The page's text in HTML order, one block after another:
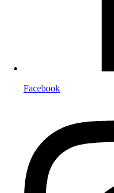
Facebook